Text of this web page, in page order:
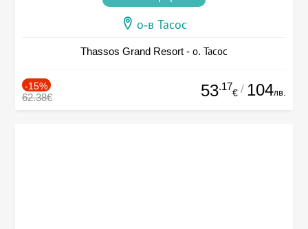
о-в Тасос
Thassos Grand Resort - о. Тасос
-15%
62.38€ 53.17
€ / 104лв.